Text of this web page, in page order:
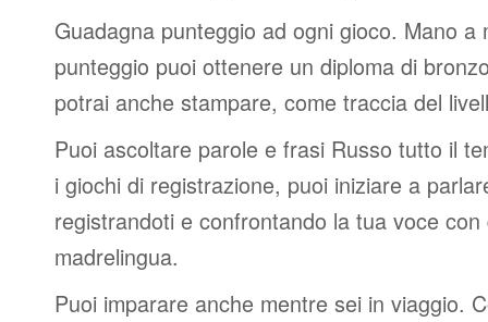
Guadagna punteggio ad ogni gioco. Mano a
punteggio puoi ottenere un diploma di
potrai anche stampare, come traccia del
Puoi ascoltare parole e frasi Russo tutto il
i giochi di registrazione, puoi iniziare a
registrandoti e confrontando la tua voce con
madrelingua.
Puoi imparare anche mentre sei in viaggio.